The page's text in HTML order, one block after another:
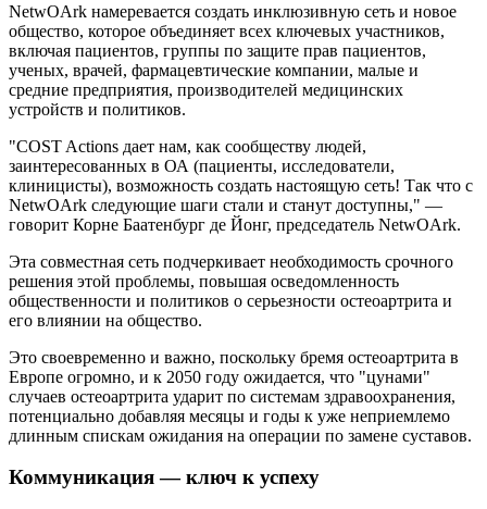
NetwOArk намеревается создать инклюзивную сеть и новое
общество, которое объединяет всех ключевых участников,
включая пациентов, группы по защите прав пациентов,
ученых, врачей, фармацевтические компании, малые и
средние предприятия, производителей медицинских
устройств и политиков.
"COST Actions дает нам, как сообществу людей,
заинтересованных в ОА (пациенты, исследователи,
клиницисты), возможность создать настоящую сеть! Так что с
NetwOArk следующие шаги стали и станут доступны," —
говорит Корне Баатенбург де Йонг, председатель NetwOArk.
Эта совместная сеть подчеркивает необходимость срочного
решения этой проблемы, повышая осведомленность
общественности и политиков о серьезности остеоартрита и
его влиянии на общество.
Это своевременно и важно, поскольку бремя остеоартрита в
Европе огромно, и к 2050 году ожидается, что "цунами"
случаев остеоартрита ударит по системам здравоохранения,
потенциально добавляя месяцы и годы к уже неприемлемо
длинным спискам ожидания на операции по замене суставов.
Коммуникация — ключ к успеху